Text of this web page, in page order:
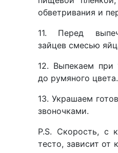
обветривания и
11. Перед
зайцев смесью
12. Выпекаем при
до румяного цвета.
13. Украшаем
звоночками.
P.S. Скорость, с
тесто, зависит от